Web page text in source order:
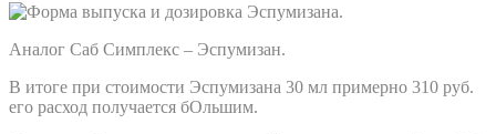
Аналог Саб Симплекс – Эспумизан.
В итоге при стоимости Эспумизана 30 мл примерно 310 руб.
его расход получается бОльшим.